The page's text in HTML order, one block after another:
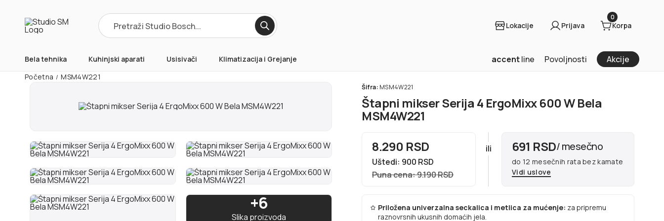
Products
search Lokacije Prijava
0
Korpa
Bela tehnika Kuhinjski aparati Usisivači Klimatizacija i Grejanje accentline Povoljnosti Akcije
Početna / MSM4W221
+6
Slika proizvoda
Šifra: MSM4W221
Štapni mikser Serija 4 ErgoMixx 600 W Bela
MSM4W221
8.290 RSD
Uštedi: 900 RSD
Puna cena: 9.190 RSD
ili 691 RSD/ mesečno
do 12 mesečnih rata bez kamate
Vidi uslove
Priložena univerzalna seckalica i metlica za mućenje: za pripremu
raznovrsnih ukusnih domaćih jela.